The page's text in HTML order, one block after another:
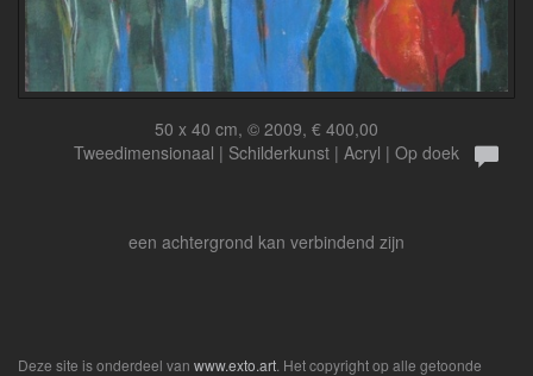
50 x 40 cm, © 2009, € 400,00
Tweedimensionaal | Schilderkunst | Acryl | Op doek
een achtergrond kan verbindend zijn
Deze site is onderdeel van www.exto.art . Het copyright op alle getoonde